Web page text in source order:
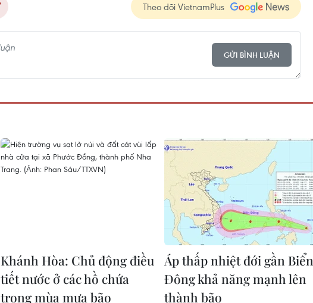
Theo dõi VietnamPlus
GỬI BÌNH LUẬN
Khánh Hòa: Chủ động điều
tiết nước ở các hồ chứa
trong mùa mưa bão
Áp thấp nhiệt đới gần Biển
Đông khả năng mạnh lên
thành bão